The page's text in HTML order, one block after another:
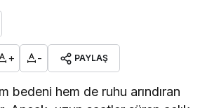
+ - PAYLAŞ
bedeni hem de ruhu arındıran